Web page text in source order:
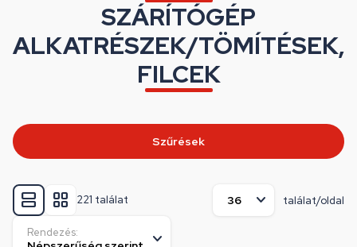
SZÁRÍTÓGÉP
ALKATRÉSZEK/TÖMÍTÉSEK,
FILCEK
221 találat találat/oldal
Rendezés:
Szűrések